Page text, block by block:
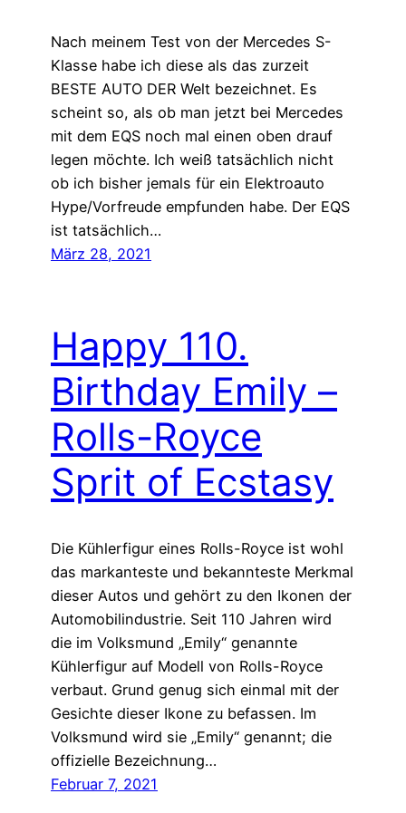
Nach meinem Test von der Mercedes S-
Klasse habe ich diese als das zurzeit
BESTE AUTO DER Welt bezeichnet. Es
scheint so, als ob man jetzt bei Mercedes
mit dem EQS noch mal einen oben drauf
legen möchte. Ich weiß tatsächlich nicht
ob ich bisher jemals für ein Elektroauto
Hype/Vorfreude empfunden habe. Der EQS
ist tatsächlich…
März 28, 2021
Happy 110.
Birthday Emily –
Rolls-Royce
Sprit of Ecstasy
Die Kühlerfigur eines Rolls-Royce ist wohl
das markanteste und bekannteste Merkmal
dieser Autos und gehört zu den Ikonen der
Automobilindustrie. Seit 110 Jahren wird
die im Volksmund „Emily“ genannte
Kühlerfigur auf Modell von Rolls-Royce
verbaut. Grund genug sich einmal mit der
Gesichte dieser Ikone zu befassen. Im
Volksmund wird sie „Emily“ genannt; die
offizielle Bezeichnung…
Februar 7, 2021